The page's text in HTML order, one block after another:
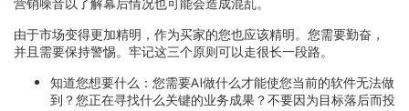
由于市场变得更加精明，作为买家的您也应该精明。您需要勤奋，
并且需要保持警惕。牢记这三个原则可以走很长一段路。
知道您想要什么：您需要AI做什么才能使您当前的软件无法做
到？您正在寻找什么关键的业务成果？不要因为目标落后而投